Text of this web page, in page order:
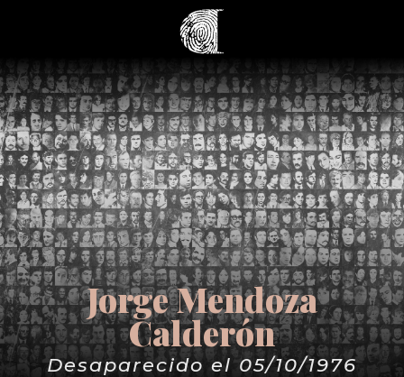
Jorge Mendoza
Calderón
Desaparecido el 05/10/1976